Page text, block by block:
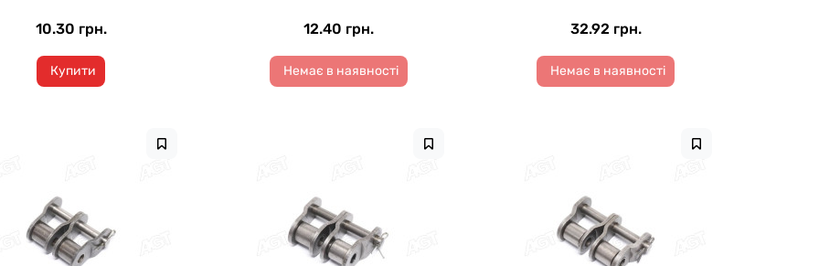
10.30 грн.
Купити
12.40 грн.
Немає в наявності
32.92 грн.
Немає в наявності